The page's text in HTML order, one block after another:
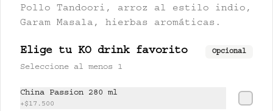
CERVEZAS
Pollo Tandoori, arroz al estilo indio,
Garam Masala, hierbas aromáticas.
Elige tu KO drink favorito Opcional
Seleccione al menos 1
China Passion 280 ml
+$17.500